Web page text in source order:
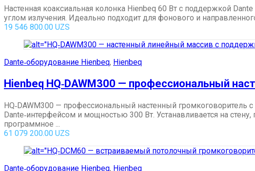
Настенная коаксиальная колонка Hienbeq 60 Вт с поддержкой
углом излучения. Идеально подходит для фонового и
19 546 800.00 UZS
Dante‑оборудование Hienbeq, Hienbeq
Hienbeq HQ‑DAWM300 — профессиональный
HQ‑DAWM300 — профессиональный настенный
Dante‑интерфейсом и мощностью 300 Вт. Устанавливается на
программное ...
61 079 200.00 UZS
Dante‑оборудование Hienbeq, Hienbeq